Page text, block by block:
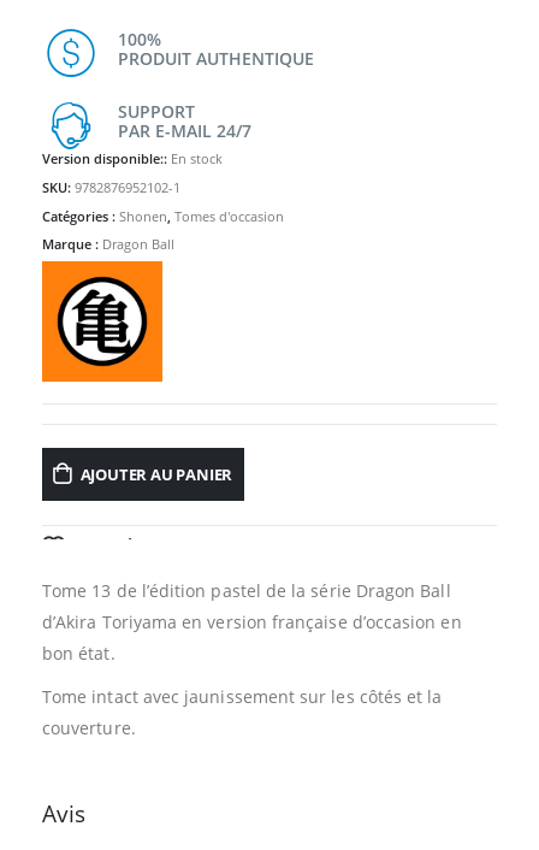
100%
PRODUIT AUTHENTIQUE
SUPPORT
PAR E-MAIL 24/7
Version disponible:: En stock
SKU: 9782876952102-1
Catégories : Shonen Tomes d'occasion
Marque : Dragon Ball
AJOUTER AU PANIER
AJOUTER À LA LISTE D’ENVIES
Tome 13 de l’édition pastel de la série Dragon Ball
d’Akira Toriyama en version française d’occasion en
bon état.
Tome intact avec jaunissement sur les côtés et la
couverture.
Avis